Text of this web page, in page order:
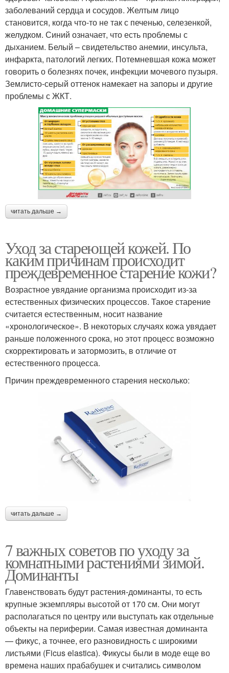
заболеваний сердца и сосудов. Желтым лицо
становится, когда что-то не так с печенью, селезенкой,
желудком. Синий означает, что есть проблемы с
дыханием. Белый – свидетельство анемии, инсульта,
инфаркта, патологий легких. Потемневшая кожа может
говорить о болезнях почек, инфекции мочевого пузыря.
Землисто-серый оттенок намекает на запоры и другие
проблемы с ЖКТ.
читать дальше →
Уход за стареющей кожей. По
каким причинам происходит
преждевременное старение кожи?
Возрастное увядание организма происходит из-за
естественных физических процессов. Такое старение
считается естественным, носит название
«хронологическое». В некоторых случаях кожа увядает
раньше положенного срока, но этот процесс возможно
скорректировать и затормозить, в отличие от
естественного процесса.
Причин преждевременного старения несколько:
читать дальше →
7 важных советов по уходу за
комнатными растениями зимой.
Доминанты
Главенствовать будут растения-доминанты, то есть
крупные экземпляры высотой от 170 см. Они могут
располагаться по центру или выступать как отдельные
объекты на периферии. Самая известная доминанта
— фикус, а точнее, его разновидность с широкими
листьями (Ficus elastica). Фикусы были в моде еще во
времена наших прабабушек и считались символом